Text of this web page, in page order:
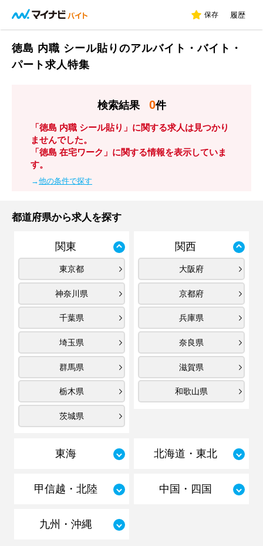
保存 履歴
徳島 内職 シール貼りのアルバイト・バイト・
パート求人特集
検索結果 0件
「徳島 内職 シール貼り」に関する求人は見つかり
ませんでした。
「徳島 在宅ワーク」に関する情報を表示していま
す。
→他の条件で探す
都道府県から求人を探す
関東
東京都
神奈川県
千葉県
埼玉県
群馬県
栃木県
茨城県
関西
大阪府
京都府
兵庫県
奈良県
滋賀県
和歌山県
東海 北海道・東北
甲信越・北陸 中国・四国
九州・沖縄